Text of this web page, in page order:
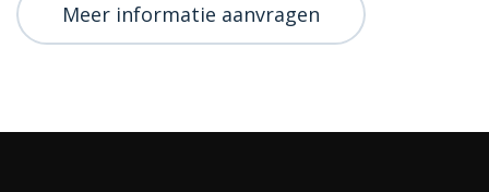
Meer informatie aanvragen